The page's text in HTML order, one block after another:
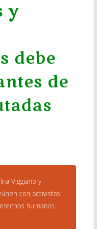
y
debe
de
Viggiano y
con activistas
humanos